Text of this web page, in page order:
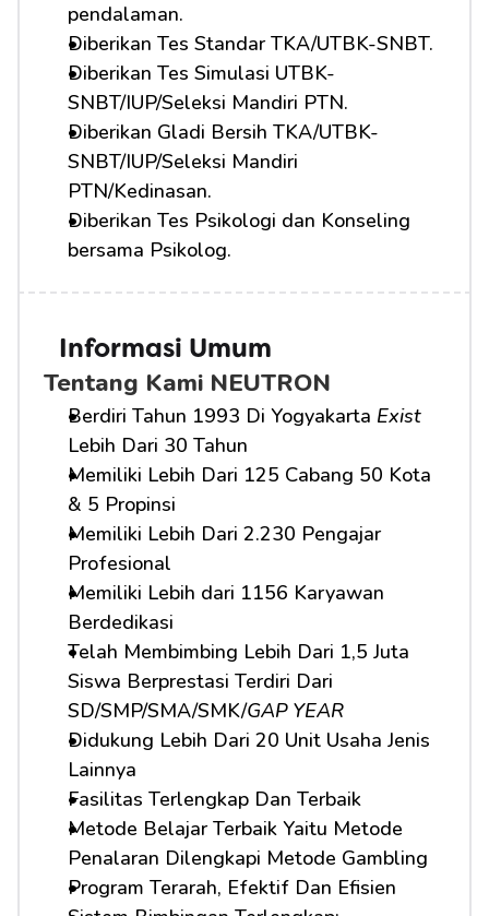
pendalaman.
Diberikan Tes Standar TKA/UTBK-SNBT.
Diberikan Tes Simulasi UTBK-
SNBT/IUP/Seleksi Mandiri PTN.
Diberikan Gladi Bersih TKA/UTBK-
SNBT/IUP/Seleksi Mandiri
PTN/Kedinasan.
Diberikan Tes Psikologi dan Konseling
bersama Psikolog.
Informasi Umum
Tentang Kami NEUTRON
Berdiri Tahun 1993 Di Yogyakarta Exist
Lebih Dari 30 Tahun
Memiliki Lebih Dari 125 Cabang 50 Kota
& 5 Propinsi
Memiliki Lebih Dari 2.230 Pengajar
Profesional
Memiliki Lebih dari 1156 Karyawan
Berdedikasi
Telah Membimbing Lebih Dari 1,5 Juta
Siswa Berprestasi Terdiri Dari
SD/SMP/SMA/SMK/GAP YEAR
Didukung Lebih Dari 20 Unit Usaha Jenis
Lainnya
Fasilitas Terlengkap Dan Terbaik
Metode Belajar Terbaik Yaitu Metode
Penalaran Dilengkapi Metode Gambling
Program Terarah, Efektif Dan Efisien